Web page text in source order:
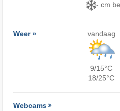
- cm
Weer » vandaag
9/15°C
18/25°C
Webcams